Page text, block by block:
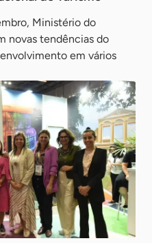
Ministério do
novas tendências do
em vários